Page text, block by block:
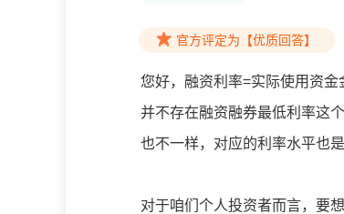
官方评定为【优质回答】
您好，融资利率=实际使用资金
并不存在融资融券最低利率这
也不一样，对应的利率水平也
对于咱们个人投资者而言，要